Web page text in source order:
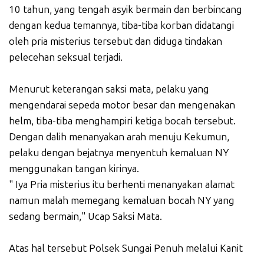
10 tahun, yang tengah asyik bermain dan berbincang
dengan kedua temannya, tiba-tiba korban didatangi
oleh pria misterius tersebut dan diduga tindakan
pelecehan seksual terjadi.
Menurut keterangan saksi mata, pelaku yang
mengendarai sepeda motor besar dan mengenakan
helm, tiba-tiba menghampiri ketiga bocah tersebut.
Dengan dalih menanyakan arah menuju Kekumun,
pelaku dengan bejatnya menyentuh kemaluan NY
menggunakan tangan kirinya.
" Iya Pria misterius itu berhenti menanyakan alamat
namun malah memegang kemaluan bocah NY yang
sedang bermain," Ucap Saksi Mata.
Atas hal tersebut Polsek Sungai Penuh melalui Kanit